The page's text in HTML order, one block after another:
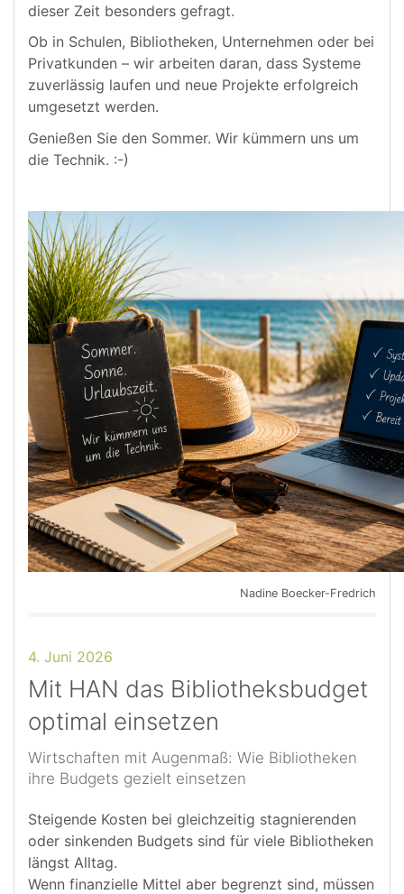
dieser Zeit besonders gefragt.
Ob in Schulen, Bibliotheken, Unternehmen oder bei
Privatkunden – wir arbeiten daran, dass Systeme
zuverlässig laufen und neue Projekte erfolgreich
umgesetzt werden.
Genießen Sie den Sommer. Wir kümmern uns um
die Technik. :-)
Nadine Boecker-Fredrich
4. Juni 2026
Mit HAN das Bibliotheksbudget
optimal einsetzen
Wirtschaften mit Augenmaß: Wie Bibliotheken
ihre Budgets gezielt einsetzen
Steigende Kosten bei gleichzeitig stagnierenden
oder sinkenden Budgets sind für viele Bibliotheken
längst Alltag.
Wenn finanzielle Mittel aber begrenzt sind, müssen